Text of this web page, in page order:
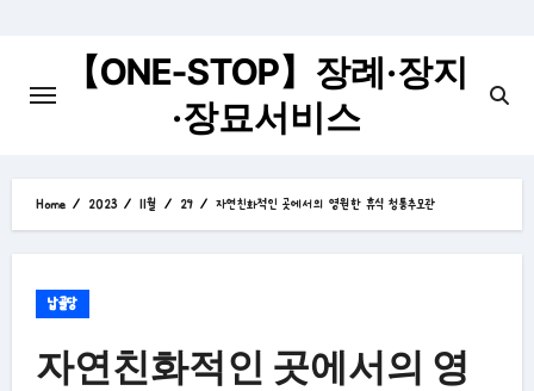
【ONE-STOP】장례·장지
·장묘서비스
Home 2023 11월 29 자연친화적인 곳에서의 영원한 휴식 청통추모관
납골당
자연친화적인 곳에서의 영